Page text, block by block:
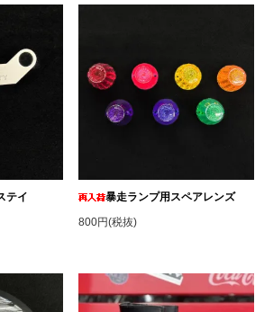
テイ
暴走ランプ用スペアレンズ
800円(税抜)